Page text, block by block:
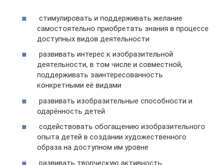
стимулировать и поддерживать желание
самостоятельно приобретать знания в процессе
доступных видов деятельности
развивать интерес к изобразительной
деятельности, в том числе и совместной,
поддерживать заинтересованность
конкретными её видами
развивать изобразительные способности и
одарённость детей
содействовать обогащению изобразительного
опыта детей в создании художественного
образа на доступном им уровне
развивать творческую активность,